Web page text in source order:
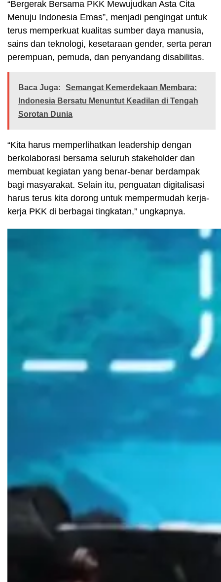
“Bergerak Bersama PKK Mewujudkan Asta Cita
Menuju Indonesia Emas”, menjadi pengingat untuk
terus memperkuat kualitas sumber daya manusia,
sains dan teknologi, kesetaraan gender, serta peran
perempuan, pemuda, dan penyandang disabilitas.
Baca Juga:
Semangat Kemerdekaan Membara:
Indonesia Bersatu Menuntut Keadilan di Tengah
Sorotan Dunia
“Kita harus memperlihatkan leadership dengan
berkolaborasi bersama seluruh stakeholder dan
membuat kegiatan yang benar-benar berdampak
bagi masyarakat. Selain itu, penguatan digitalisasi
harus terus kita dorong untuk mempermudah kerja-
kerja PKK di berbagai tingkatan,” ungkapnya.